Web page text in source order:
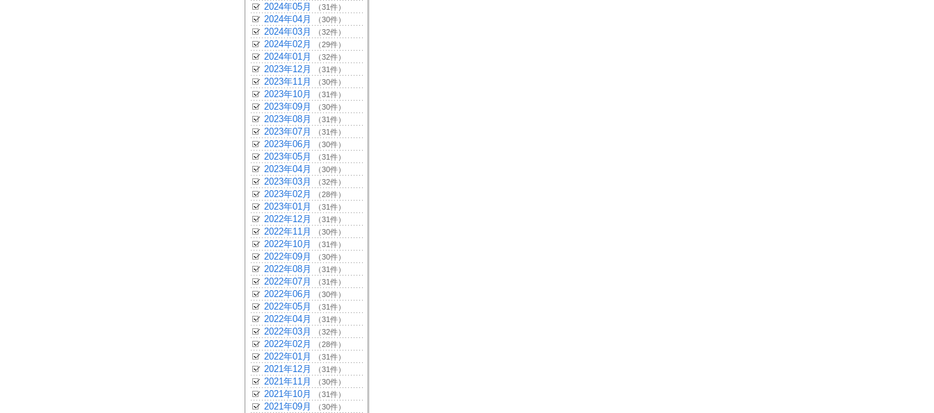
2024年05月 （31件）
2024年04月 （30件）
2024年03月 （32件）
2024年02月 （29件）
2024年01月 （32件）
2023年12月 （31件）
2023年11月 （30件）
2023年10月 （31件）
2023年09月 （30件）
2023年08月 （31件）
2023年07月 （31件）
2023年06月 （30件）
2023年05月 （31件）
2023年04月 （30件）
2023年03月 （32件）
2023年02月 （28件）
2023年01月 （31件）
2022年12月 （31件）
2022年11月 （30件）
2022年10月 （31件）
2022年09月 （30件）
2022年08月 （31件）
2022年07月 （31件）
2022年06月 （30件）
2022年05月 （31件）
2022年04月 （31件）
2022年03月 （32件）
2022年02月 （28件）
2022年01月 （31件）
2021年12月 （31件）
2021年11月 （30件）
2021年10月 （31件）
2021年09月 （30件）